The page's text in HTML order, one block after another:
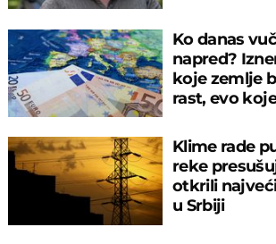
Ko danas
napred?
koje zemlje
rast, evo
Klime rade
reke
otkrili
u Srbiji